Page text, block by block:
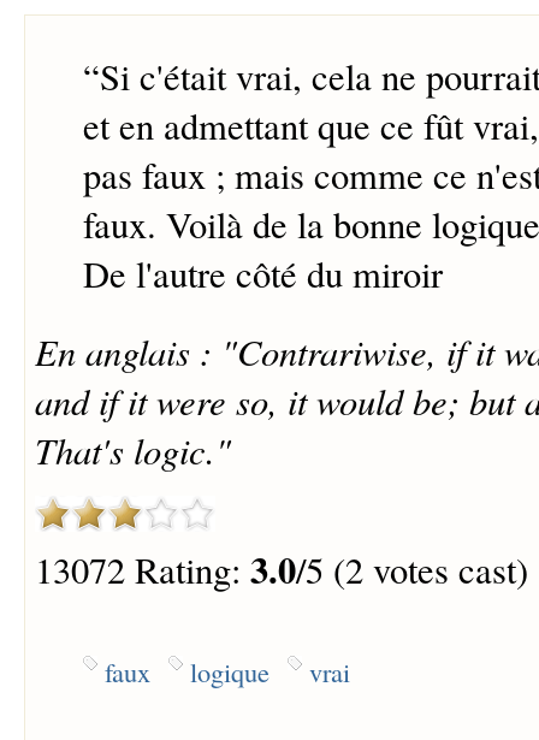
“Si c'était vrai, cela ne
et en admettant que ce fût
pas faux ; mais comme ce
faux. Voilà de la bonne
De l'autre côté du miroir
En anglais : "Contrariwise, if it
and if it were so, it would be; but
That's logic."
13072 Rating: 3.0/5 (2 votes cast)
faux logique vrai